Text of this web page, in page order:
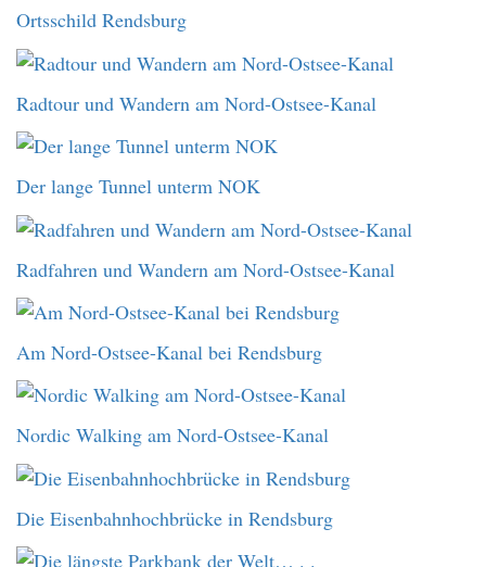
Ortsschild Rendsburg
Radtour und Wandern am Nord-Ostsee-Kanal
Der lange Tunnel unterm NOK
Radfahren und Wandern am Nord-Ostsee-Kanal
Am Nord-Ostsee-Kanal bei Rendsburg
Nordic Walking am Nord-Ostsee-Kanal
Die Eisenbahnhochbrücke in Rendsburg